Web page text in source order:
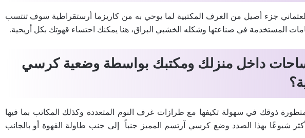
جزء أصيل من الغرف المكتبية لما يوحي به من كاريزما أرستقراطية سوف تنتسب
المستخدمة في صناعتها وشكله الخشبي البراق، هنا يمكنك احتساء قهوتك بكل أريحية.
داخل منزلك ومكتبك بواسطة وضعية كرسي
ذوقك في سهولة تكيفها مع طرازات غرف النوم المتعددة وكذلك المكاتب بما فيها
شيوعًا بهذا الصدد وضع كرسي آرتسم المميز جنباً إلى جنب طاولة القهوة أو بالجانب